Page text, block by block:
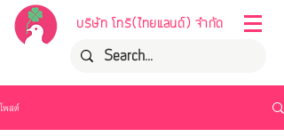
บริษัท โทริ(ไทยแลนด์) จำกัด
โพสต์